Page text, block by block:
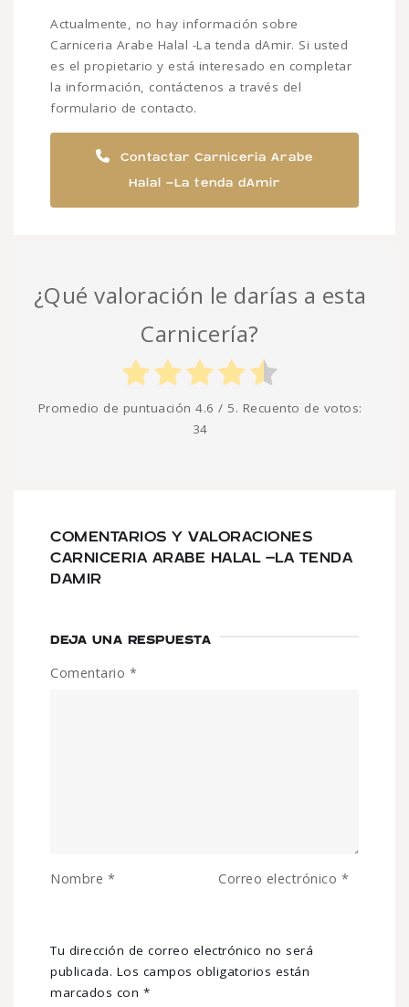
Actualmente, no hay información sobre
Carniceria Arabe Halal -La tenda dAmir. Si usted
es el propietario y está interesado en completar
la información, contáctenos a través del
formulario de contacto.
Contactar Carniceria Arabe
Halal -La tenda dAmir
¿Qué valoración le darías a esta
Carnicería?
Promedio de puntuación 4.6 / 5. Recuento de votos:
34
COMENTARIOS Y VALORACIONES
CARNICERIA ARABE HALAL -LA TENDA
DAMIR
DEJA UNA RESPUESTA
Tu dirección de correo electrónico no será
publicada. Los campos obligatorios están
marcados con *
Comentario *
Nombre * Correo electrónico *